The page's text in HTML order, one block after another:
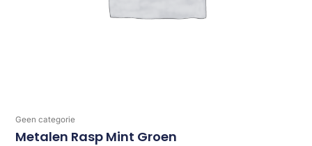
Geen categorie
Metalen Rasp Mint Groen